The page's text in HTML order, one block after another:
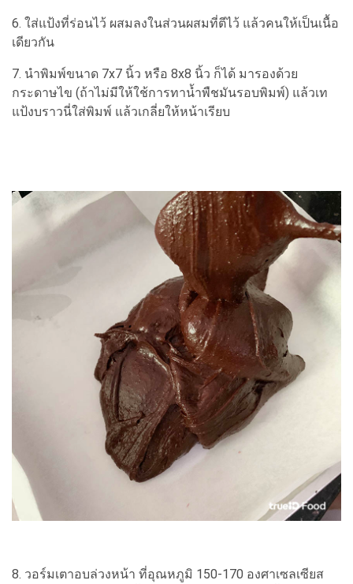
6. ใส่แป้งที่ร่อนไว้ ผสมลงในส่วนผสมที่ตีไว้ แล้วคนให้เป็นเนื้อ
เดียวกัน
7. นำพิมพ์ขนาด 7x7 นิ้ว หรือ 8x8 นิ้ว ก็ได้ มารองด้วย
กระดาษไข (ถ้าไม่มีให้ใช้การทาน้ำพืชมันรอบพิมพ์) แล้วเท
แป้งบราวนี่ใส่พิมพ์ แล้วเกลี่ยให้หน้าเรียบ
8. วอร์มเตาอบล่วงหน้า ที่อุณหภูมิ 150-170 องศาเซลเซียส